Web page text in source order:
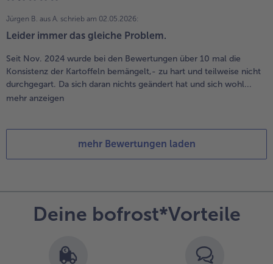
Jürgen B. aus A. schrieb am 02.05.2026:
Leider immer das gleiche Problem.
Seit Nov. 2024 wurde bei den Bewertungen über 10 mal die
Konsistenz der Kartoffeln bemängelt,- zu hart und teilweise nicht
durchgegart. Da sich daran nichts geändert hat und sich wohl...
mehr anzeigen
mehr Bewertungen laden
Deine bofrost*Vorteile